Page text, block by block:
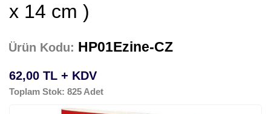
x 14 cm )
Ürün Kodu: HP01Ezine-CZ
62,00 TL + KDV
Toplam Stok: 825 Adet